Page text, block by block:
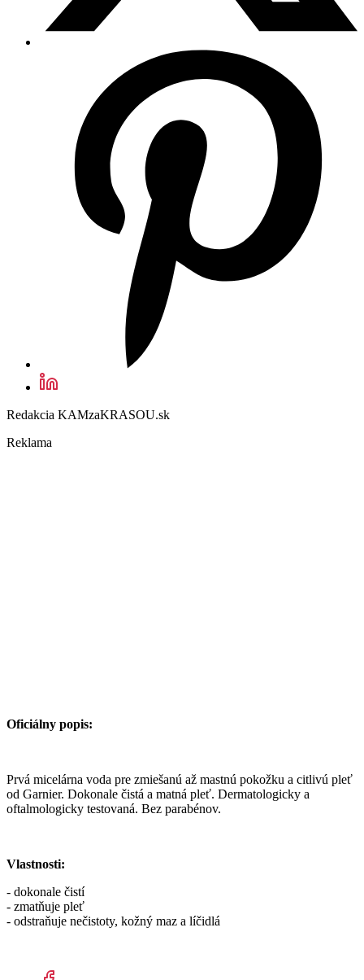
Redakcia KAMzaKRASOU.sk
Reklama
Oficiálny popis:
Prvá micelárna voda pre zmiešanú až mastnú pokožku a citlivú pleť
od Garnier. Dokonale čistá a matná pleť. Dermatologicky a
oftalmologicky testovaná. Bez parabénov.
Vlastnosti:
- dokonale čistí
- zmatňuje pleť
- odstraňuje nečistoty, kožný maz a líčidlá